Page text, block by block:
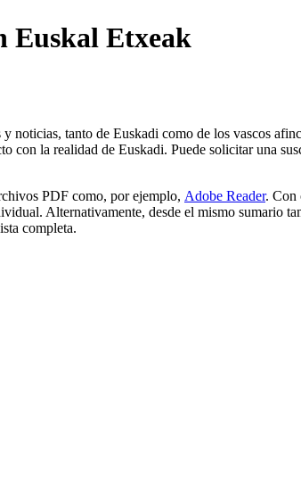
Euskal Etxeak
noticias, tanto de Euskadi como de los vascos
con la realidad de Euskadi. Puede solicitar una
PDF como, por ejemplo, Adobe Reader. Con
Alternativamente, desde el mismo sumario
completa.